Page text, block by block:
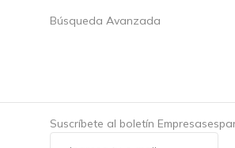
Búsqueda Avanzada
Suscríbete al boletín